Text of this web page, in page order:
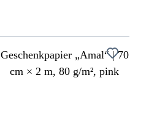
Geschenkpapier „Amal“ | 70
cm × 2 m, 80 g/m², pink